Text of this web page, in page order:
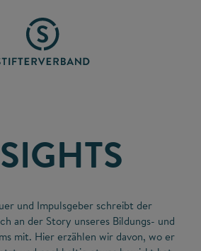
und Impulsgeber schreibt der
an der Story unseres Bildungs- und
mit. Hier erzählen wir davon, wo er